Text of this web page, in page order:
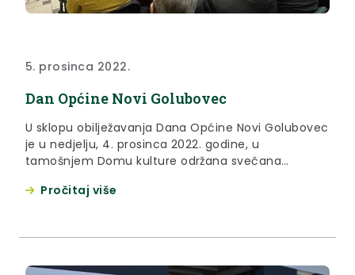
5. prosinca 2022.
Dan Općine Novi Golubovec
U sklopu obilježavanja Dana Općine Novi Golubovec
je u nedjelju, 4. prosinca 2022. godine, u
tamošnjem Domu kulture održana svečana
Pročitaj više